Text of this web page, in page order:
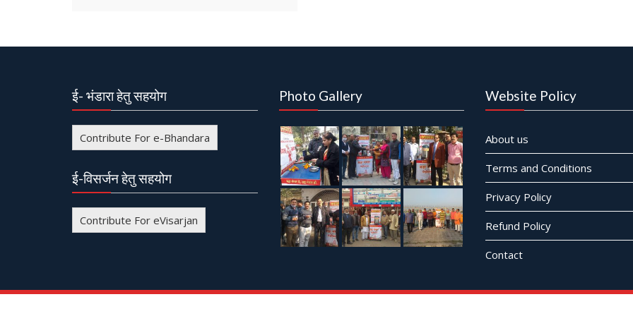
ई- भंडारा हेतु सहयोग
Contribute For e-Bhandara
ई-विसर्जन हेतु सहयोग
Contribute For eVisarjan
Photo Gallery Website Policy
About us
Terms and Conditions
Privacy Policy
Refund Policy
Contact